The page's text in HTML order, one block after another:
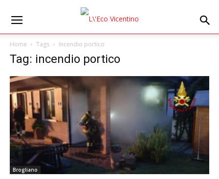
Home Tags Incendio portico
Tag: incendio portico
Brogliano